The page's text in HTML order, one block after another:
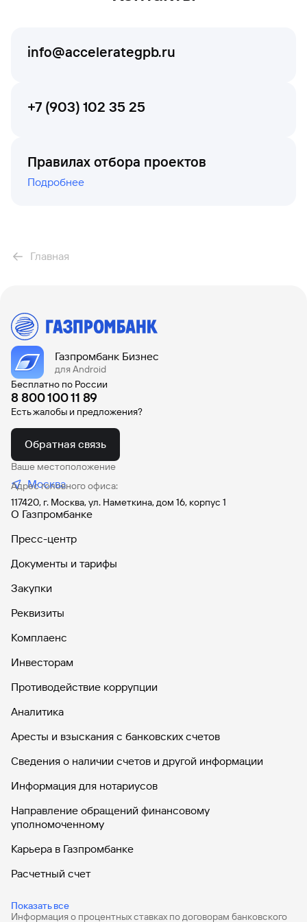
info@accelerategpb.ru
+7 (903) 102 35 25
Правилах отбора проектов
Подробнее
Главная
Газпромбанк Бизнес
для Android
Бесплатно по России
8 800 100 11 89
Есть жалобы и предложения?
Обратная связь
Ваше местоположение
Москва
Адрес головного офиса:
117420, г. Москва, ул. Наметкина, дом 16, корпус 1
О Газпромбанке
Пресс-центр
Документы и тарифы
Закупки
Реквизиты
Комплаенс
Инвесторам
Противодействие коррупции
Аналитика
Аресты и взыскания с банковских счетов
Сведения о наличии счетов и другой информации
Информация для нотариусов
Направление обращений финансовому
уполномоченному
Карьера в Газпромбанке
Расчетный счет
Показать все
Информация о процентных ставках по договорам банковского